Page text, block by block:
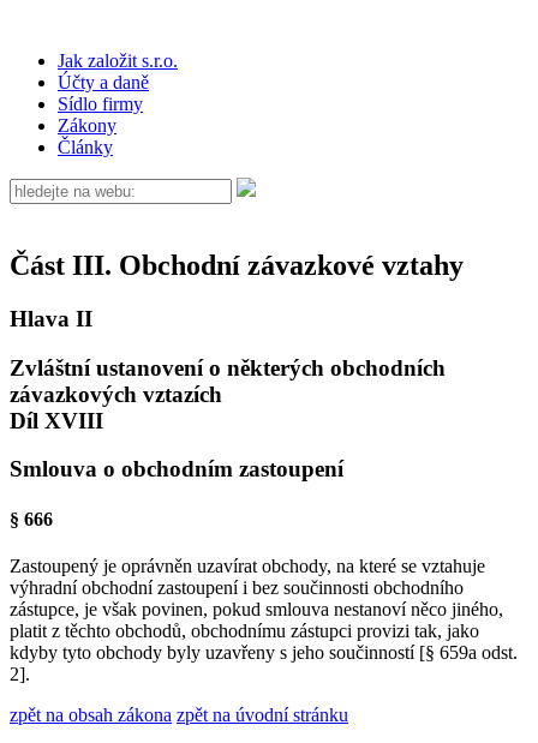
Jak založit s.r.o.
Účty a daně
Sídlo firmy
Zákony
Články
Část III. Obchodní závazkové vztahy
Hlava II
Zvláštní ustanovení o některých obchodních
závazkových vztazích
Díl XVIII
Smlouva o obchodním zastoupení
§ 666
Zastoupený je oprávněn uzavírat obchody, na které se vztahuje
výhradní obchodní zastoupení i bez součinnosti obchodního
zástupce, je však povinen, pokud smlouva nestanoví něco jiného,
platit z těchto obchodů, obchodnímu zástupci provizi tak, jako
kdyby tyto obchody byly uzavřeny s jeho součinností [§ 659a odst.
2].
zpět na obsah zákona zpět na úvodní stránku